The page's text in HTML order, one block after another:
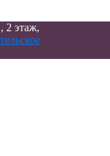
2 этаж,